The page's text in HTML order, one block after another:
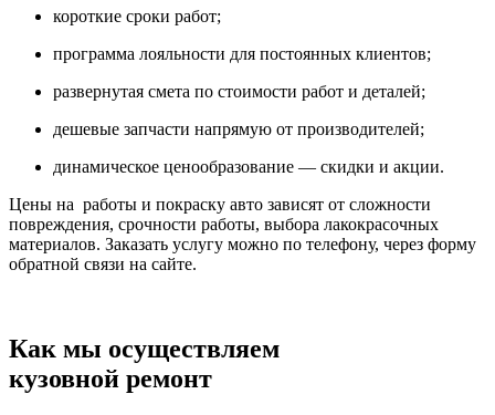
короткие сроки работ;
программа лояльности для постоянных клиентов;
развернутая смета по стоимости работ и деталей;
дешевые запчасти напрямую от производителей;
динамическое ценообразование — скидки и акции.
Цены на работы и покраску авто зависят от сложности
повреждения, срочности работы, выбора лакокрасочных
материалов. Заказать услугу можно по телефону, через форму
обратной связи на сайте.
Как мы осуществляем
кузовной ремонт